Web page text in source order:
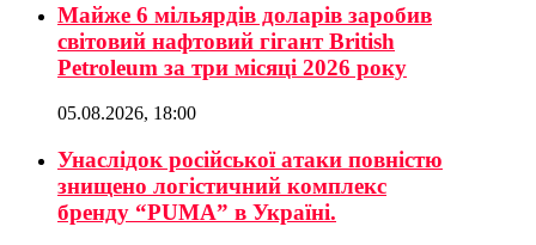
Майже 6 мільярдів доларів заробив
світовий нафтовий гігант British
Petroleum за три місяці 2026 року
05.08.2026, 18:00
Унаслідок російської атаки повністю
знищено логістичний комплекс
бренду “PUMA” в Україні.